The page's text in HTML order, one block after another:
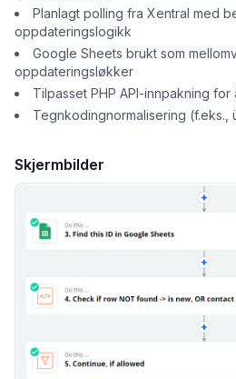
Planlagt polling fra Xentral med
oppdateringslogikk
Google Sheets brukt som
oppdateringsløkker
Tilpasset PHP API-innpakning
Tegnkodingnormalisering (f.eks.,
Skjermbilder